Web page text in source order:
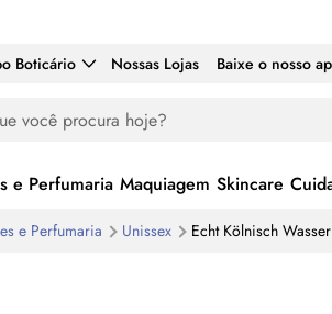
Boticário Nossas Lojas Baixe o nosso
e Perfumaria Maquiagem Skincare
e Perfumaria Unissex Echt Kölnisch